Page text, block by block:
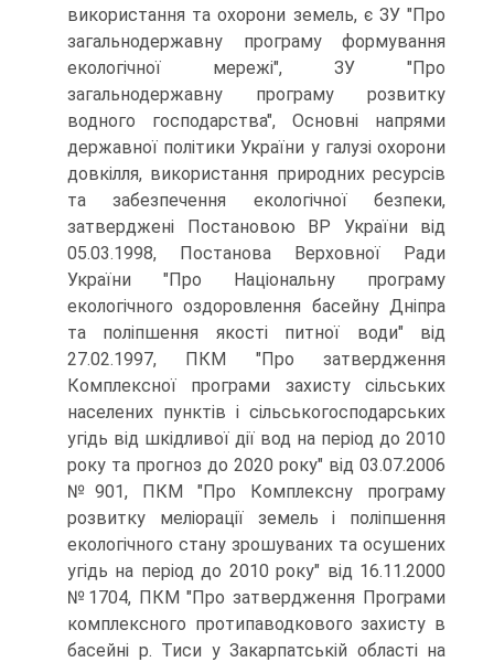
використання та охорони земель, є ЗУ "Про
загальнодержавну програму формування
екологічної мережі", ЗУ "Про
загальнодержавну програму розвитку
водного господарства", Основні напрями
державної політики України у галузі охорони
довкілля, використання природних ресурсів
та забезпечення екологічної безпеки,
затверджені Постановою ВР України від
05.03.1998, Постанова Верховної Ради
України "Про Національну програму
екологічного оздоровлення басейну Дніпра
та поліпшення якості питної води" від
27.02.1997, ПКМ "Про затвердження
Комплексної програми захисту сільських
населених пунктів і сільськогосподарських
угідь від шкідливої дії вод на період до 2010
року та прогноз до 2020 року" від 03.07.2006
№901, ПКМ "Про Комплексну про­граму
розвитку меліорації земель і поліпшення
екологічного стану зрошуваних та осушених
угідь на період до 2010 року" від 16.11.2000
№1704, ПКМ "Про затвердження Програми
комплексного протипаводкового захисту в
басейні р. Тиси у Закарпатській області на